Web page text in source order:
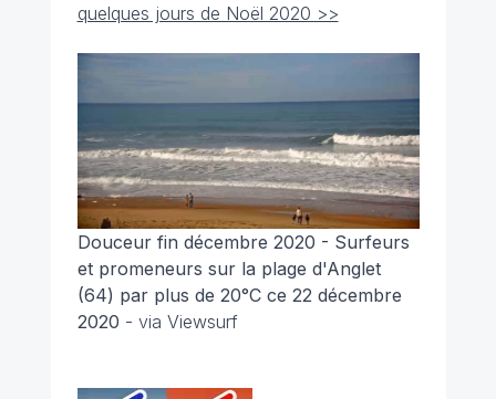
quelques jours de Noël 2020 >>
Douceur fin décembre 2020 - Surfeurs
et promeneurs sur la plage d'Anglet
(64) par plus de 20°C ce 22 décembre
2020 - via Viewsurf